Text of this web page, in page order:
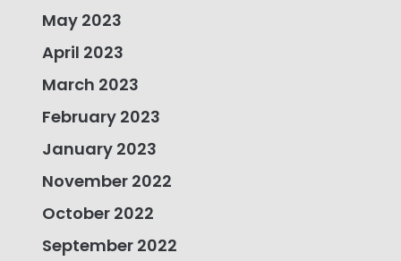
May 2023
April 2023
March 2023
February 2023
January 2023
November 2022
October 2022
September 2022